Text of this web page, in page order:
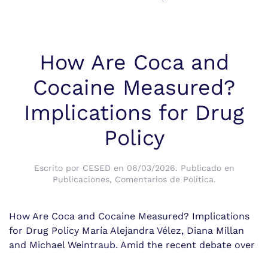
How Are Coca and
Cocaine Measured?
Implications for Drug
Policy
Escrito por CESED en 06/03/2026. Publicado en
Publicaciones, Comentarios de Política.
How Are Coca and Cocaine Measured? Implications
for Drug Policy María Alejandra Vélez, Diana Millan
and Michael Weintraub. Amid the recent debate over